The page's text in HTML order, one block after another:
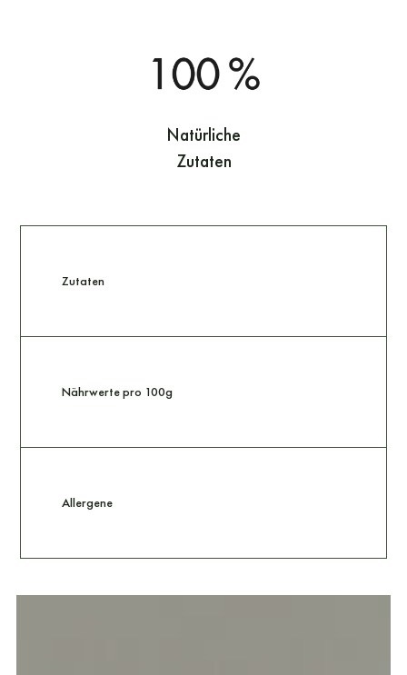
Natürliche
Zutaten
Zutaten
Nährwerte pro 100g
Allergene